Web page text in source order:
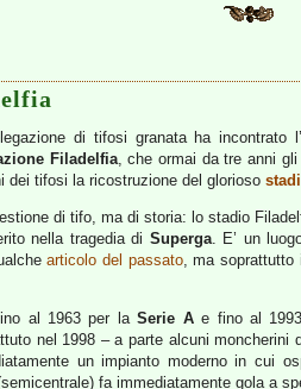
di tifosi granata ha incontrato
Filadelfia, che ormai da tre anni
dei tifosi la ricostruzione del glorioso
di tifo, ma di storia: lo stadio
nella tragedia di Superga. E’ un
articolo del passato, ma soprattutto
al 1963 per laSerie Ae fino al
nel 1998 – a parte alcuni
un impianto moderno in cui
fa immediatamente gola a